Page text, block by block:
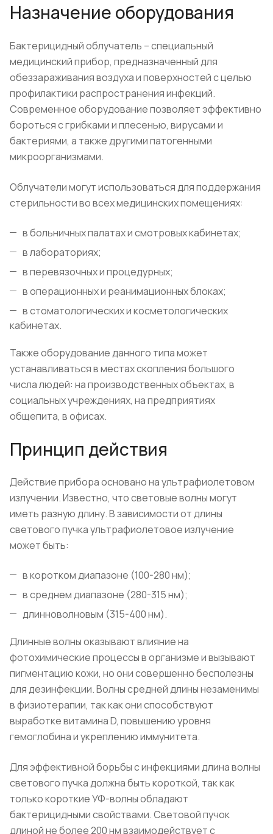
Назначение оборудования
Бактерицидный облучатель – специальный
медицинский прибор, предназначенный для
обеззараживания воздуха и поверхностей с целью
профилактики распространения инфекций.
Современное оборудование позволяет эффективно
бороться с грибками и плесенью, вирусами и
бактериями, а также другими патогенными
микроорганизмами.
Облучатели могут использоваться для поддержания
стерильности во всех медицинских помещениях:
в больничных палатах и смотровых кабинетах;
в лабораториях;
в перевязочных и процедурных;
в операционных и реанимационных блоках;
в стоматологических и косметологических
кабинетах.
Также оборудование данного типа может
устанавливаться в местах скопления большого
числа людей: на производственных объектах, в
социальных учреждениях, на предприятиях
общепита, в офисах.
Принцип действия
Действие прибора основано на ультрафиолетовом
излучении. Известно, что световые волны могут
иметь разную длину. В зависимости от длины
светового пучка ультрафиолетовое излучение
может быть:
в коротком диапазоне (100-280 нм);
в среднем диапазоне (280-315 нм);
длинноволновым (315-400 нм).
Длинные волны оказывают влияние на
фотохимические процессы в организме и вызывают
пигментацию кожи, но они совершенно бесполезны
для дезинфекции. Волны средней длины незаменимы
в физиотерапии, так как они способствуют
выработке витамина D, повышению уровня
гемоглобина и укреплению иммунитета.
Для эффективной борьбы с инфекциями длина волны
светового пучка должна быть короткой, так как
только короткие УФ-волны обладают
бактерицидными свойствами. Световой пучок
длиной не более 200 нм взаимодействует с